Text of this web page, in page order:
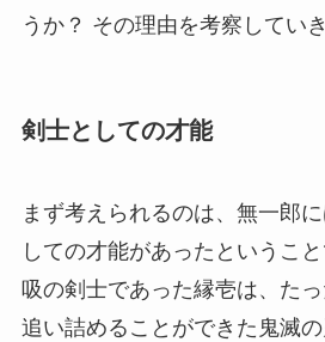
うか？ その理由を考察してい
剣士としての才能
まず考えられるのは、無一郎
しての才能があったというこ
吸の剣士であった縁壱は、た
追い詰めることができた鬼滅